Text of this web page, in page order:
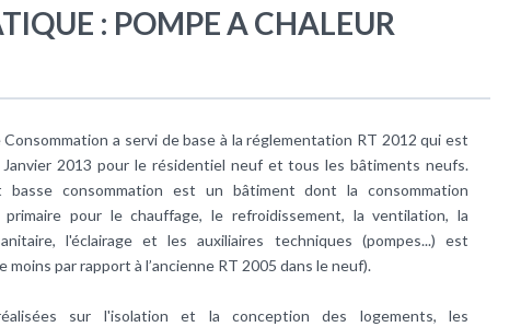
: POMPE A CHALEUR
a servi de base à la réglementation RT 2012qui est
Janvier 2013 pour le résidentiel neuf et tous les bâtiments neufs.
basse consommation est un bâtiment dont la consommation
primaire pour lechauffage, le refroidissement, laventilation, la
l'éclairage et les auxiliaires techniques (pompes...) est
par rapport à l’ancienne RT 2005 dans le neuf).
sur l'isolation et la conception des logements, les